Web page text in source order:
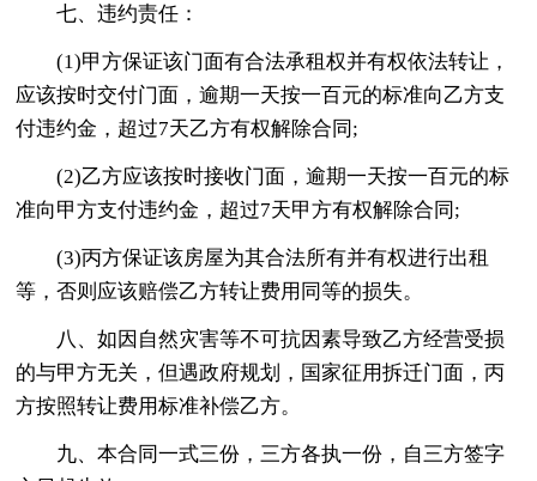
七、违约责任：
(1)甲方保证该门面有合法承租权并有权依法转让，
应该按时交付门面，逾期一天按一百元的标准向乙方支
付违约金，超过7天乙方有权解除合同;
(2)乙方应该按时接收门面，逾期一天按一百元的标
准向甲方支付违约金，超过7天甲方有权解除合同;
(3)丙方保证该房屋为其合法所有并有权进行出租
等，否则应该赔偿乙方转让费用同等的损失。
八、如因自然灾害等不可抗因素导致乙方经营受损
的与甲方无关，但遇政府规划，国家征用拆迁门面，丙
方按照转让费用标准补偿乙方。
九、本合同一式三份，三方各执一份，自三方签字